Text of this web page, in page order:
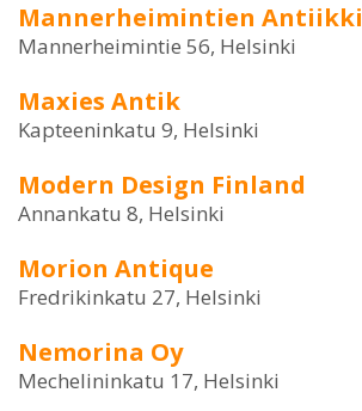
Mannerheimintien Antiikki
Mannerheimintie 56, Helsinki
Maxies Antik
Kapteeninkatu 9, Helsinki
Modern Design Finland
Annankatu 8, Helsinki
Morion Antique
Fredrikinkatu 27, Helsinki
Nemorina Oy
Mechelininkatu 17, Helsinki